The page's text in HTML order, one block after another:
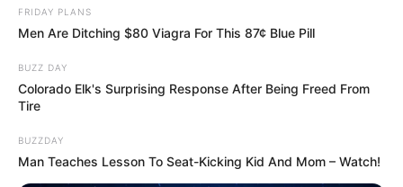
FRIDAY PLANS
Men Are Ditching $80 Viagra For This 87¢ Blue Pill
BUZZ DAY
Colorado Elk's Surprising Response After Being Freed From
Tire
BUZZDAY
Man Teaches Lesson To Seat-Kicking Kid And Mom – Watch!